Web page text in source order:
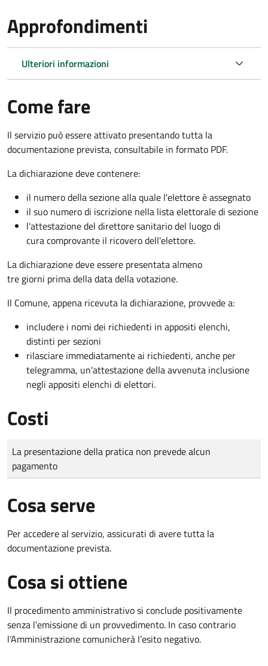
Approfondimenti
Ulteriori informazioni
Come fare
Il servizio può essere attivato presentando tutta la
documentazione prevista, consultabile in formato PDF.
La dichiarazione deve contenere:
il numero della sezione alla quale l'elettore è assegnato
il suo numero di iscrizione nella lista elettorale di sezione
l'attestazione del direttore sanitario del luogo di
cura comprovante il ricovero dell'elettore.
La dichiarazione deve essere presentata almeno
tre giorni prima della data della votazione.
Il Comune, appena ricevuta la dichiarazione, provvede a:
includere i nomi dei richiedenti in appositi elenchi,
distinti per sezioni
rilasciare immediatamente ai richiedenti, anche per
telegramma, un'attestazione della avvenuta inclusione
negli appositi elenchi di elettori.
Costi
Tipo di pagamento
Importo
La presentazione della pratica non prevede alcun
pagamento
Cosa serve
Per accedere al servizio, assicurati di avere tutta la
documentazione prevista.
Cosa si ottiene
Il procedimento amministrativo si conclude positivamente
senza l’emissione di un provvedimento. In caso contrario
l’Amministrazione comunicherà l’esito negativo.